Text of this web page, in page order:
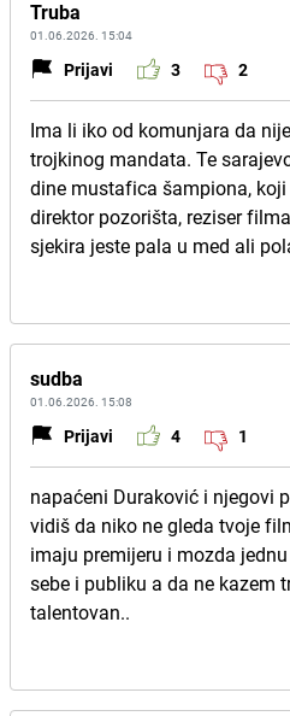
Truba
01.06.2026. 15:04
Prijavi 3 2
Ima li iko od komunjara da
trojkinog mandata. Te
dine mustafica šampiona,
direktor pozorišta, reziser
sjekira jeste pala u med ali
sudba
01.06.2026. 15:08
Prijavi 4 1
napaćeni Duraković i njegovi
vidiš da niko ne gleda tvoje
imaju premijeru i mozda
sebe i publiku a da ne kazem
talentovan..